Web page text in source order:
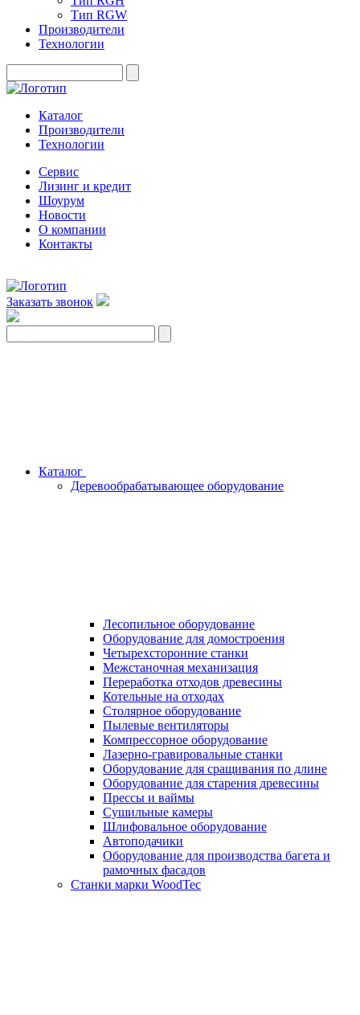
Тип RGW
Производители
Технологии
Каталог
Производители
Технологии
Сервис
Лизинг и кредит
Шоурум
Новости
О компании
Контакты
Заказать звонок
Каталог
Деревообрабатывающее оборудование
Лесопильное оборудование
Оборудование для домостроения
Четырехсторонние станки
Межстаночная механизация
Переработка отходов древесины
Котельные на отходах
Столярное оборудование
Пылевые вентиляторы
Компрессорное оборудование
Лазерно-гравировальные станки
Оборудование для сращивания по длине
Оборудование для старения древесины
Прессы и ваймы
Сушильные камеры
Шлифовальное оборудование
Автоподачики
Оборудование для производства багета и
рамочных фасадов
Станки марки WoodTec